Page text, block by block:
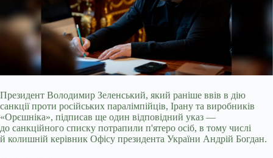
Президент Володимир Зеленський, який раніше ввів в дію
санкції проти російських паралімпійців, Ірану та виробників
«Орєшніка», підписав ще один відповідний указ —
до санкційного списку потрапили п'ятеро осіб, в тому числі
й колишній керівник Офісу президента України Андрій Богдан.